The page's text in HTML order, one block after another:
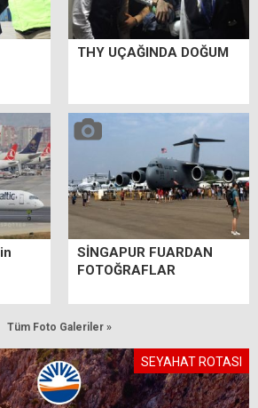
THY UÇAĞINDA DOĞUM
SİNGAPUR FUARDAN
FOTOĞRAFLAR
Tüm Foto Galeriler »
SEYAHAT ROTASI